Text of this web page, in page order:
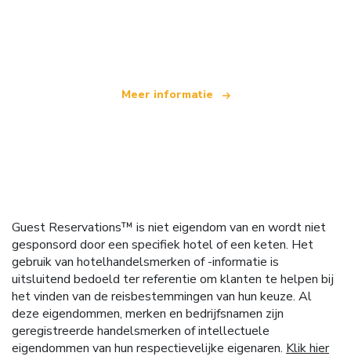
Meer informatie
Guest Reservations™ is niet eigendom van en wordt niet
gesponsord door een specifiek hotel of een keten. Het
gebruik van hotelhandelsmerken of -informatie is
uitsluitend bedoeld ter referentie om klanten te helpen bij
het vinden van de reisbestemmingen van hun keuze. Al
deze eigendommen, merken en bedrijfsnamen zijn
geregistreerde handelsmerken of intellectuele
eigendommen van hun respectievelijke eigenaren. Klik hier